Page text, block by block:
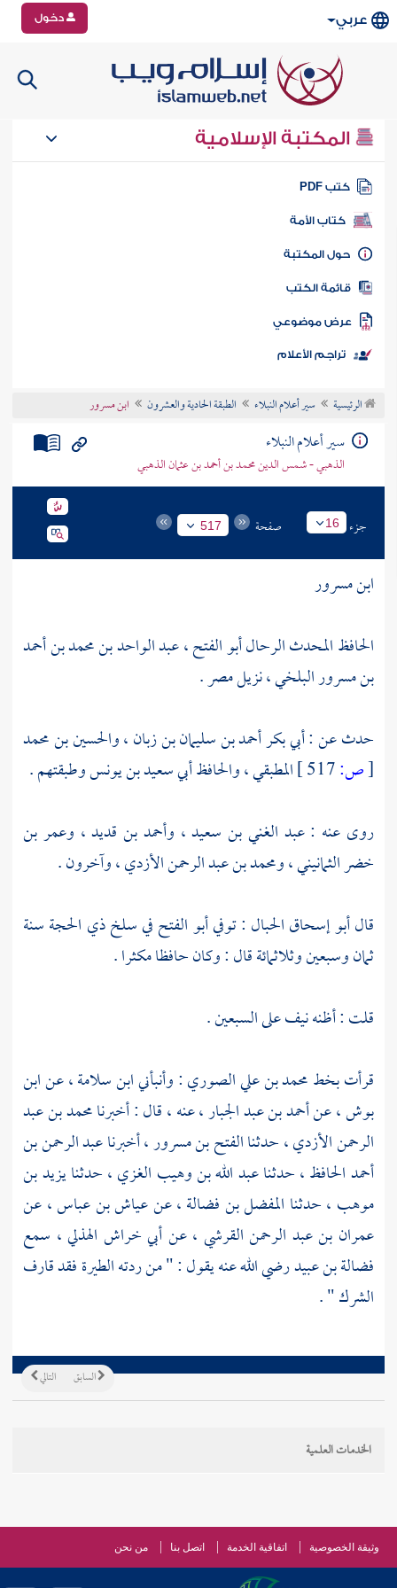
عربي دخول
المكتبة الإسلامية
كتب PDF
كتاب الأمة
المكتبة
الكتب
موضوعي
تراجم الأعلام
الرئيسية سير أعلام النبلاء الطبقة الحادية والعشرون ابن مسرور
سير أعلام النبلاء
الذهبي - شمس الدين محمد بن أحمد بن عثمان الذهبي
جزء 16 صفحة 517
ابن مسرور
الحافظ المحدث الرحالأبو الفتح ، عبد الواحد بن محمد بن أحمد
بن مسرور البلخي، نزيلمصر.
حدث عن :أبي بكر أحمد بن سليمان بن زبان،والحسين بن محمد
[ص: المطبقي، والحافظأبي سعيد بن يونسوطبقتهم .
روى عنه :عبد الغني بن سعيد، وأحمد بن قديد، وعمر بن
خضر الثمانيني،ومحمد بن عبد الرحمن الأزدي، وآخرون .
قالأبو إسحاق الحبال : توفيأبو الفتحفي سلخ ذي الحجة سنة
ثمان وسبعين وثلاثمائة قال : وكان حافظا مكثرا .
قلت : أظنه نيف على السبعين .
قرأت بخطمحمد بن علي الصوري: وأنبأنيابن سلامة، عنابن
بوش، عنأحمد بن عبد الجبار، عنه ، قال : أخبرنامحمد بن عبد
الرحمن الأزدي، حدثناالفتح بن مسرور، أخبرناعبد الرحمن بن
أحمد الحافظ، حدثناعبد الله بن وهيب الغزي، حدثنايزيد بن
موهب ، حدثنا المفضل بن فضالة، عنعياش بن عباس، عن
عمران بن عبد الرحمن القرشي ، عنأبي خراش الهذلي، سمع
فضالة بن عبيدرضي الله عنه يقول : " من ردته الطيرة فقد قارف
الشرك " .
التالي السابق
الخدمات العلمية
وثيقة الخصوصية اتفاقية الخدمة اتصل بنا من نحن